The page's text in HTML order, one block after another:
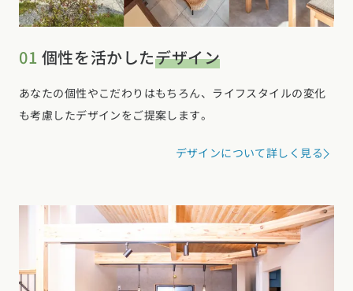
01 個性を活かしたデザイン
あなたの個性やこだわりはもちろん、ライフスタイルの変化
も考慮したデザインをご提案します。
デザインについて詳しく見る